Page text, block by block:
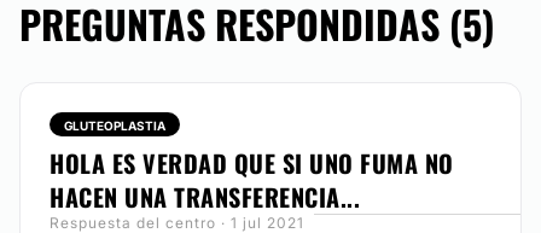
PREGUNTAS RESPONDIDAS (5)
GLUTEOPLASTIA
HOLA ES VERDAD QUE SI UNO FUMA NO
HACEN UNA TRANSFERENCIA...
Respuesta del centro · 1 jul 2021